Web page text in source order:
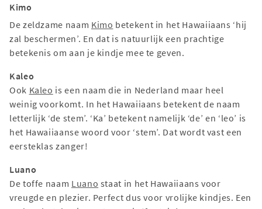
Kimo
De zeldzame naam Kimo betekent in het Hawaiiaans ‘hij
zal beschermen’. En dat is natuurlijk een prachtige
betekenis om aan je kindje mee te geven.
Kaleo
Ook Kaleo is een naam die in Nederland maar heel
weinig voorkomt. In het Hawaiiaans betekent de naam
letterlijk ‘de stem’. ‘Ka’ betekent namelijk ‘de’ en ‘leo’ is
het Hawaiiaanse woord voor ‘stem’. Dat wordt vast een
eersteklas zanger!
Luano
De toffe naam Luano staat in het Hawaiiaans voor
vreugde en plezier. Perfect dus voor vrolijke kindjes. Een